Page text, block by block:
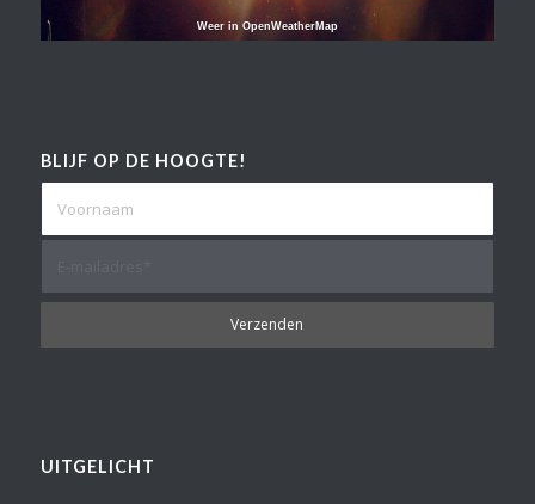
Weer in OpenWeatherMap
BLIJF OP DE HOOGTE!
UITGELICHT